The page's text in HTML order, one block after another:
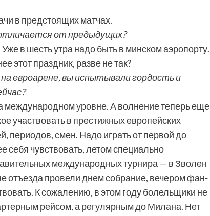
в предстоящих матчах.
от предыдущих?
в шесть утра надо быть в минском аэропорту.
этот праздник, разве не так?
евроарене, вы испытывали гордость и
международном уровне. А волнение теперь еще
участвовать в престижных европейских
периодов, смен. Надо играть от первой до
себя чувствовать, летом специально
международных турнира — в Зволен
отъезда провели днем собрание, вечером фан-
К сожалению, в этом году болельщики не
рейсом, а регулярным до Милана. Нет